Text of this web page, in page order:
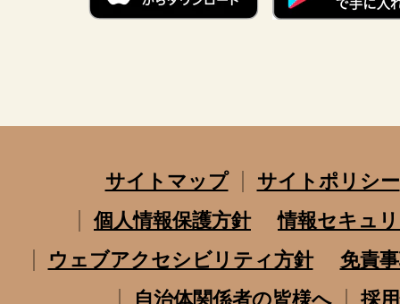
サイトマップ
サイトポリシー
個人情報保護方針
情報セキュ
ウェブアクセシビリティ方針
免責
自治体関係者の皆様へ
採